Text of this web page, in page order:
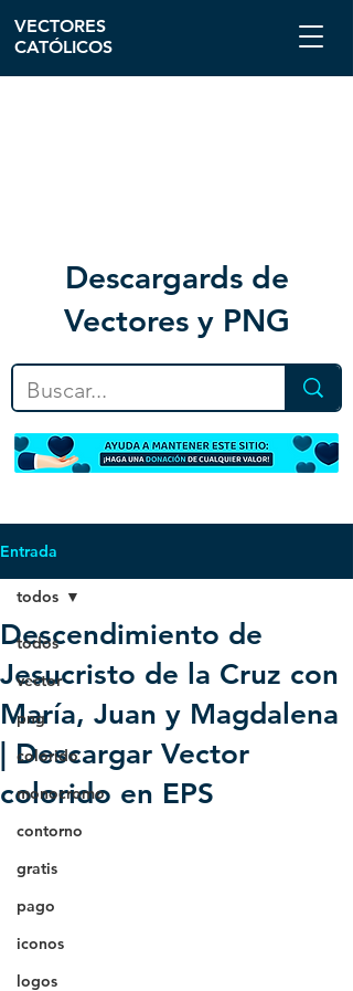
Descargards de
Vectores y PNG
VECTORES
CATÓLICOS
Entrada
todos
vector
png
colorido
monocromo
contorno
gratis
pago
iconos
logos
todos
Descendimiento de
Jesucristo de la Cruz con
María, Juan y Magdalena
| Descargar Vector
colorido en EPS